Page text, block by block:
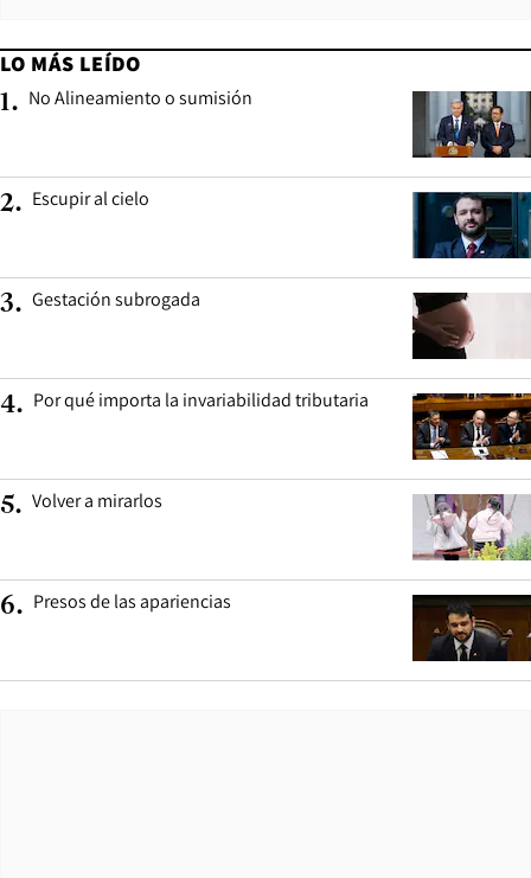
LO MÁS LEÍDO
1. No Alineamiento o sumisión
2. Escupir al cielo
3. Gestación subrogada
4. Por qué importa la invariabilidad tributaria
5. Volver a mirarlos
6. Presos de las apariencias